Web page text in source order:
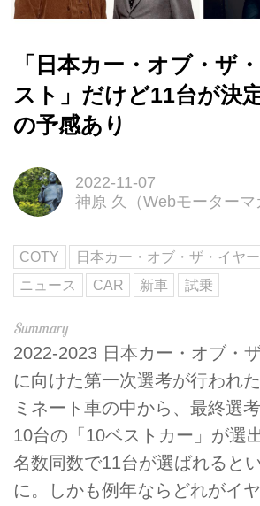
「日本カー・オブ・ザ
スト」だけど11台が決
の予感あり
2022-11-07
神原 久（Webモーターマ
COTY 日本カー・オブ・ザ・イヤー
ニュース
CAR 新車 試乗
2022-2023 日本カー・オブ・
に向けた第一次選考が行われ
ミネート車の中から、最終選
10台の「10ベストカー」が選
名数同数で11台が選ばれると
に。しかも例年ならどれがイ